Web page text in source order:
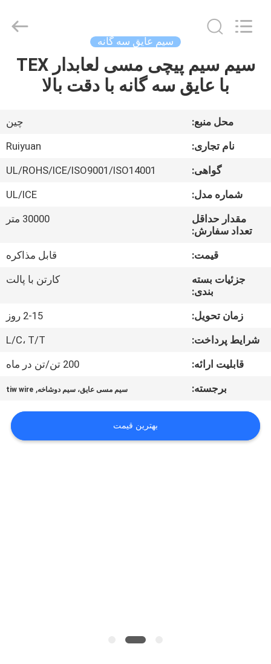
خانه
دربارهی
کارخانه
کنترل
کیفیت
ما
Electric
Material
سیم عایق سه گانه
سیم سیم پیچی مسی لعابدار TEX
با عایق سه گانه با دقت بالا
محل منبع:
چین
نام تجاری:
Ruiyuan
گواهی:
UL/ROHS/ICE/ISO9001/ISO14001
شماره مدل:
UL/ICE
مقدار حداقل
تعداد سفارش:
30000 متر
قیمت:
قابل مذاکره
جزئیات بسته
بندی:
کارتن با پالت
زمان تحویل:
2-15 روز
شرایط پرداخت:
L/C، T/T
قابلیت ارائه:
200 تن/تن در ماه
برجسته:
سیم مسی عایق، سیم دوشاخه,
tiw wire
بهترین قیمت